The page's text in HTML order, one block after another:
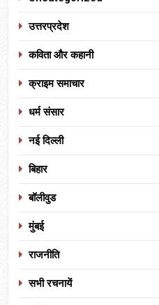
उत्तरप्रदेश
कविता और कहानी
क्राइम समाचार
धर्म संसार
नई दिल्ली
बिहार
बॉलीवुड
मुंबई
राजनीति
सभी रचनायें